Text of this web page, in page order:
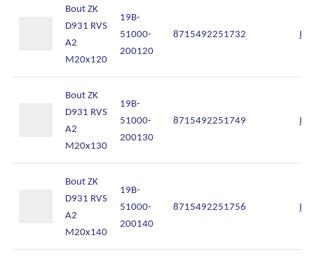
Bout ZK
D931 RVS
A2
M20x120
19B-
51000-
200120
8715492251732
Bout ZK
D931 RVS
A2
M20x130
19B-
51000-
200130
8715492251749
Bout ZK
D931 RVS
A2
M20x140
19B-
51000-
200140
8715492251756